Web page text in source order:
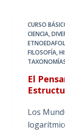
CURSO
CIENCIA,
FILOSOFÍA,
El
Los